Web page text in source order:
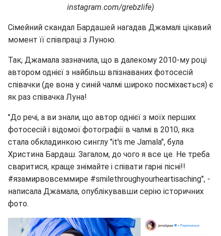
instagram.com/grebzlife)
Сімейний скандал Бардашей нагадав Джамалі цікавий
момент її співпраці з Луною.
Так, Джамала зазначила, що в далекому 2010-му році
автором однієї з найбільш впізнаваних фотосесій
співачки (де вона у синій чалмі широко посміхається) є
як раз співачка Луна!
"До речі, а ви знали, що автор однієї з моїх перших
фотосесій і відомої фотографії в чалмі в 2010, яка
стала обкладинкою синглу "it's me Jamala", була
Христина Бардаш. Загалом, до чого я все це. Не треба
сваритися, краще знімайте і співати гарні пісні!!
#язамирвовсеммире #smilethroughyourheartisaching", -
написала Джамала, опублікувавши серію історичних
фото.